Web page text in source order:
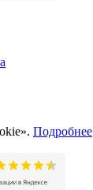
Подробнее